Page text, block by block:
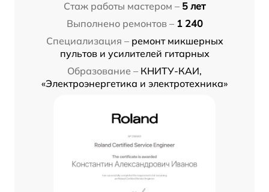
Стаж работы мастером – 5 лет
Выполнено ремонтов – 1 240
Специализация – ремонт микшерных
пультов и усилителей гитарных
Образование – КНИТУ-КАИ,
«Электроэнергетика и электротехника»